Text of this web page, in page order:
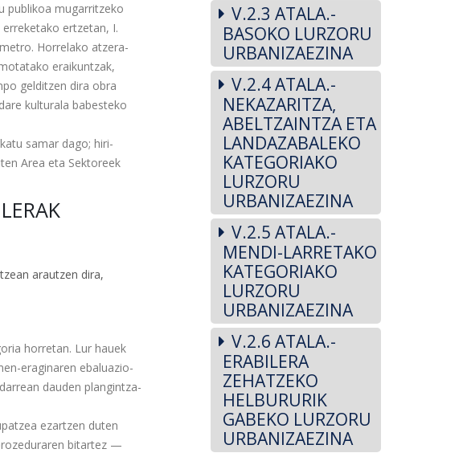
publikoa mugarritzeko
ertzetan, I.
Horrelako atzera-
eraikuntzak,
gelditzen dira obra
kulturala babesteko
samar dago; hiri-
Area eta Sektoreek
arautzen dira,
horretan. Lur hauek
eraginaren ebaluazio-
dauden plangintza-
ezartzen duten
bitartez —
V.2.3 ATALA.-
BASOKO LURZORU
URBANIZAEZINA
V.2.4 ATALA.-
NEKAZARITZA,
ABELTZAINTZA ETA
LANDAZABALEKO
KATEGORIAKO
LURZORU
URBANIZAEZINA
V.2.5 ATALA.-
MENDI-LARRETAKO
KATEGORIAKO
LURZORU
URBANIZAEZINA
V.2.6 ATALA.-
ERABILERA
ZEHATZEKO
HELBURURIK
GABEKO LURZORU
URBANIZAEZINA